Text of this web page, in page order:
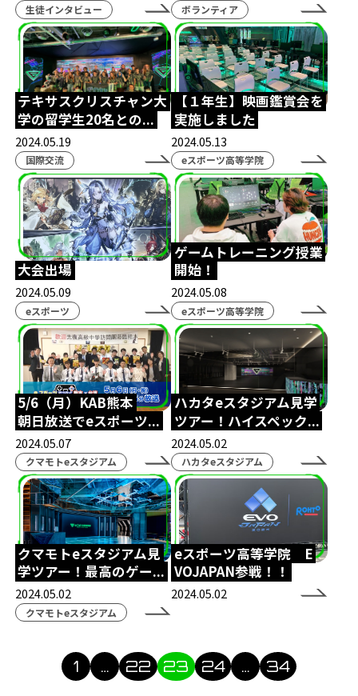
熊本シティエフエム
ラジオ
Wワーク
世界大会
VARORANT
NTTe-Sports
大会運営
SS熊本 saishunkansol
熊本
ウメハラ
ストリートファイター
ふくおか経済
専門高校
修学旅行
課外授業
eスクールジャーナル
横浜開港祭
パシフィコ横浜
ハーバーラウンジ
ハマフェス
横浜
eスポーツ協会
木村県知事
開校式
くまモン
ガリットチュウ
スザンヌ
第五人格
REJECT
Arneb
生徒インタビュー
天才こまる
アソビマクレ
国際交流
英語
親睦会
テキサスクリスチャン大学
eスポーツ英会話
ゲームトレーニング
GT 超入学式
eスポーツ交流
LoL
大会観戦
パブリックビューイング
太鼓の達人
ぷよぷよ
入間市 自治体
ボランティア
Apex Legends
東京大学 UTeS
防音室
博多
九州 福岡
博多マルイ
ハリーポッター
アラジン
劇
生徒インタビュー ボランティア
テキサスクリスチャン大
学の留学生20名との...
2024.05.19
国際交流
【１年生】映画鑑賞会を
実施しました
2024.05.13
eスポーツ高等学院
大会出場
2024.05.09
eスポーツ
ゲームトレーニング授業
開始！
2024.05.08
eスポーツ高等学院
5/6（月）KAB熊本
朝日放送でeスポーツ...
2024.05.07
クマモトeスタジアム
ハカタeスタジアム見学
ツアー！ハイスペック...
2024.05.02
ハカタeスタジアム
クマモトeスタジアム見
学ツアー！最高のゲー...
2024.05.02
クマモトeスタジアム
eスポーツ高等学院 E
VOJAPAN参戦！！
2024.05.02
1 … 22 23 24 … 34